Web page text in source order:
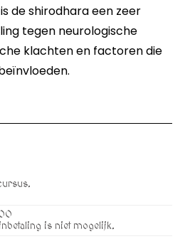
de shirodhara een zeer
tegen neurologische
klachten en factoren die
is niet mogelijk.